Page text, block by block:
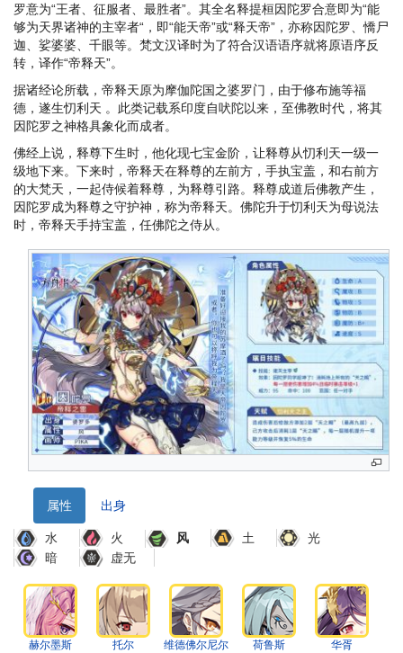
罗意为“王者、征服者、最胜者”。其全名释提桓因陀罗合意即为“能
够为天界诸神的主宰者“，即“能天帝”或“释天帝”，亦称因陀罗、憍尸
迦、娑婆婆、千眼等。梵文汉译时为了符合汉语语序就将原语序反
转，译作“帝释天”。
据诸经论所载，帝释天原为摩伽陀国之婆罗门，由于修布施等福
德，遂生忉利天 。此类记载系印度自吠陀以来，至佛教时代，将其
因陀罗之神格具象化而成者。
佛经上说，释尊下生时，他化现七宝金阶，让释尊从忉利天一级一
级地下来。下来时，帝释天在释尊的左前方，手执宝盖，和右前方
的大梵天，一起侍候着释尊，为释尊引路。释尊成道后佛教产生，
因陀罗成为释尊之守护神，称为帝释天。佛陀升于忉利天为母说法
时，帝释天手持宝盖，任佛陀之侍从。
属性 出身
水 火 风 土
光
暗
虚无
赫尔墨斯 托尔 维德佛尔尼尔 荷鲁斯 华胥